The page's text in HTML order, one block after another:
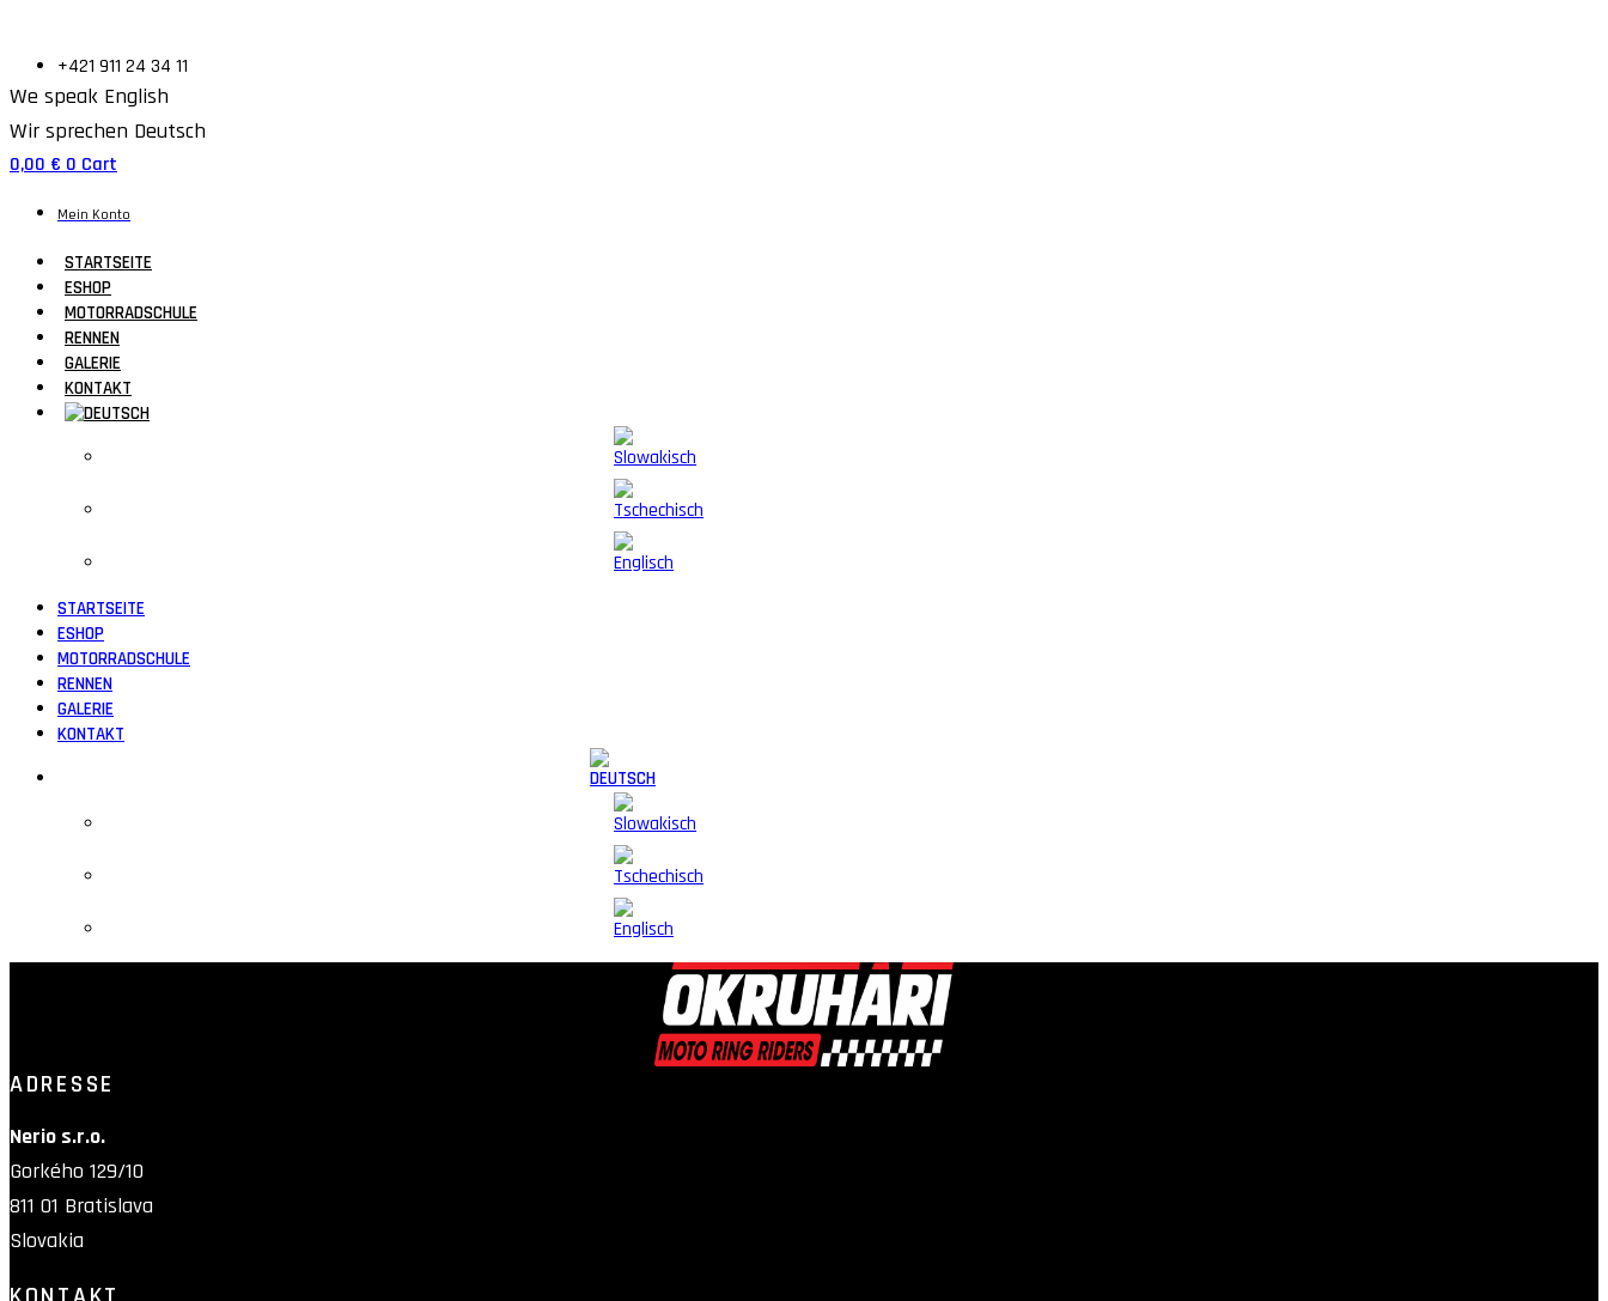
+421 911 24 34 11
We speak English
Wir sprechen Deutsch
0,00 € 0 Cart
Mein Konto
STARTSEITE
ESHOP
MOTORRADSCHULE
RENNEN
GALERIE
KONTAKT
STARTSEITE
ESHOP
MOTORRADSCHULE
RENNEN
GALERIE
KONTAKT
ADRESSE
Nerio s.r.o.
Gorkého 129/10
811 01 Bratislava
Slovakia